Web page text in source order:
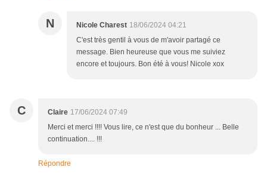
N Nicole Charest 18/06/2024 04:21
C'est très gentil à vous de m'avoir partagé ce
message. Bien heureuse que vous me suiviez
encore et toujours. Bon été à vous! Nicole xox
C Claire 17/06/2024 07:49
Merci et merci !!!! Vous lire, ce n'est que du bonheur ... Belle
continuation.... !!!
Répondre